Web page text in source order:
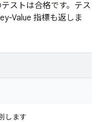
ストは合格です。テス
Value 指標も返しま
します